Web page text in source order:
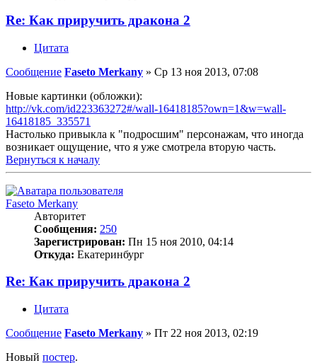
Re: Как приручить дракона 2
Цитата
Сообщение Faseto Merkany » Ср 13 ноя 2013, 07:08
Новые картинки (обложки):
http://vk.com/id223363272#/wall-16418185?own=1&w=wall-
16418185_335571
Настолько привыкла к "подросшим" персонажам, что иногда
возникает ощущение, что я уже смотрела вторую часть.
Вернуться к началу
Faseto Merkany
Авторитет
Сообщения: 250
Зарегистрирован: Пн 15 ноя 2010, 04:14
Откуда: Екатеринбург
Re: Как приручить дракона 2
Цитата
Сообщение Faseto Merkany » Пт 22 ноя 2013, 02:19
Новый постер.